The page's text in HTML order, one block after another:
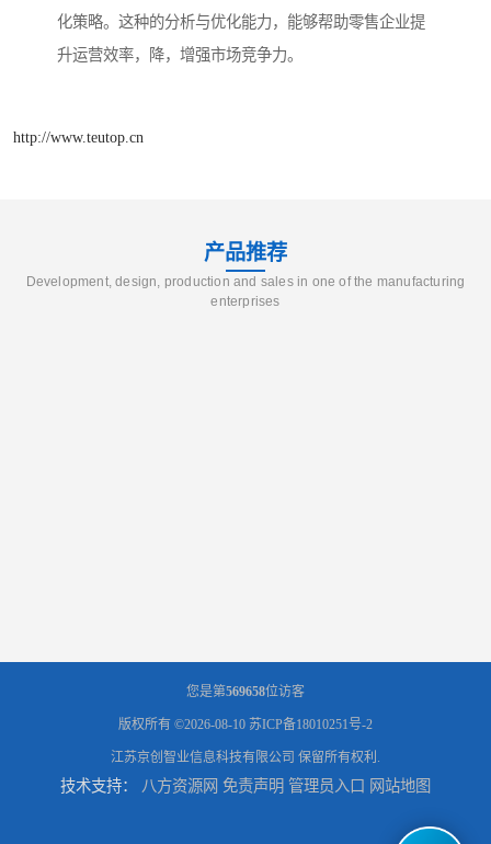
化策略。这种的分析与优化能力，能够帮助零售企业提
升运营效率，降，增强市场竞争力。
http://www.teutop.cn
产品推荐
Development, design, production and sales in one of the manufacturing
enterprises
您是第569658位访客
版权所有 ©2026-08-10 苏ICP备18010251号-2
江苏京创智业信息科技有限公司 保留所有权利.
技术支持： 八方资源网 免责声明 管理员入口 网站地图